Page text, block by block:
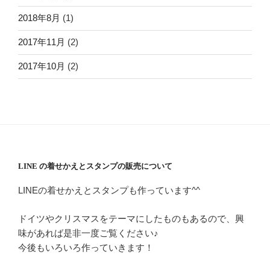
2018年8月 (1)
2017年11月 (2)
2017年10月 (2)
LINE の着せかえとスタンプの販売について
LINEの着せかえとスタンプも作っています^^
ドイツやクリスマスをテーマにしたものもあるので、興
味があれば是非一度ご覧ください♪
今後もいろいろ作っていきます！